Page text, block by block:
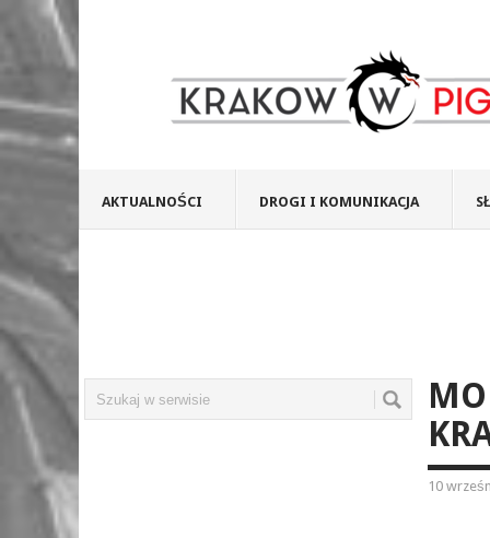
AKTUALNOŚCI DROGI I KOMUNIKACJA
10